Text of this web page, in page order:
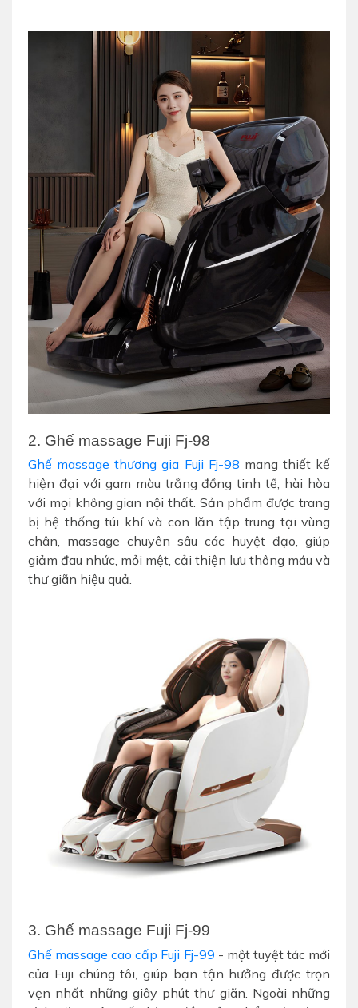
2. Ghế massage Fuji Fj-98
Ghế massage thương gia Fuji Fj-98 mang thiết kế
hiện đại với gam màu trắng đồng tinh tế, hài hòa
với mọi không gian nội thất. Sản phẩm được trang
bị hệ thống túi khí và con lăn tập trung tại vùng
chân, massage chuyên sâu các huyệt đạo, giúp
giảm đau nhức, mỏi mệt, cải thiện lưu thông máu và
thư giãn hiệu quả.
3. Ghế massage Fuji Fj-99
Ghế massage cao cấp Fuji Fj-99 - một tuyệt tác mới
của Fuji chúng tôi, giúp bạn tận hưởng được trọn
vẹn nhất những giây phút thư giãn. Ngoài những